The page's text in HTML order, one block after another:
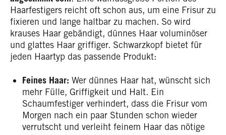
Haarfestigers reicht oft schon aus, um eine Frisur zu
fixieren und lange haltbar zu machen. So wird
krauses Haar gebändigt, dünnes Haar voluminöser
und glattes Haar griffiger. Schwarzkopf bietet für
jeden Haartyp das passende Produkt:
Feines Haar: Wer dünnes Haar hat, wünscht sich
mehr Fülle, Griffigkeit und Halt. Ein
Schaumfestiger verhindert, dass die Frisur vom
Morgen nach ein paar Stunden schon wieder
verrutscht und verleiht feinem Haar das nötige